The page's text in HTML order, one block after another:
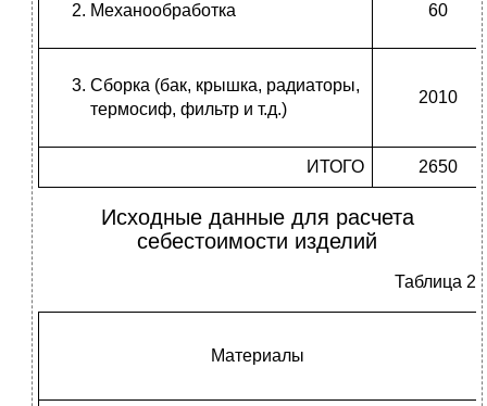
Механообработка 60
Сборка (бак, крышка, радиаторы,
термосиф, фильтр и т.д.)
2010
ИТОГО 2650
Исходные данные для расчета
себестоимости изделий
Таблица 2
Материалы